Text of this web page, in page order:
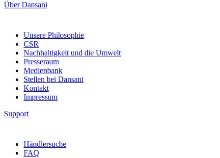
Über Dansani
Unsere Philosophie
CSR
Nachhaltigkeit und die Umwelt
Presseraum
Medienbank
Stellen bei Dansani
Kontakt
Impressum
Support
Händlersuche
FAQ